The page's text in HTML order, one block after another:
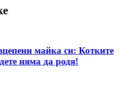
майка си: Котките
няма да родя!